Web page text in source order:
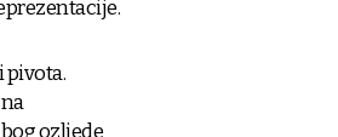
pivota.
ozljede